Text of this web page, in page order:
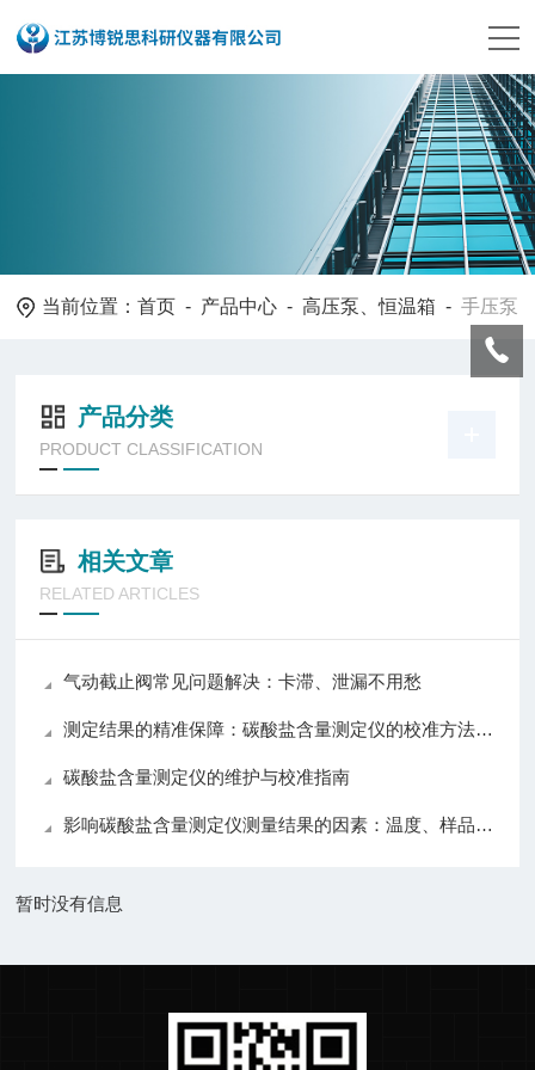
当前位置：首页 - 产品中心 -高压泵、恒温箱 -手压泵
产品分类
PRODUCT CLASSIFICATION
相关文章
RELATED ARTICLES
气动截止阀常见问题解决：卡滞、泄漏不用愁
测定结果的精准保障：碳酸盐含量测定仪的校准方法与误差控制策略
碳酸盐含量测定仪的维护与校准指南
影响碳酸盐含量测定仪测量结果的因素：温度、样品与操作技巧详解
暂时没有信息